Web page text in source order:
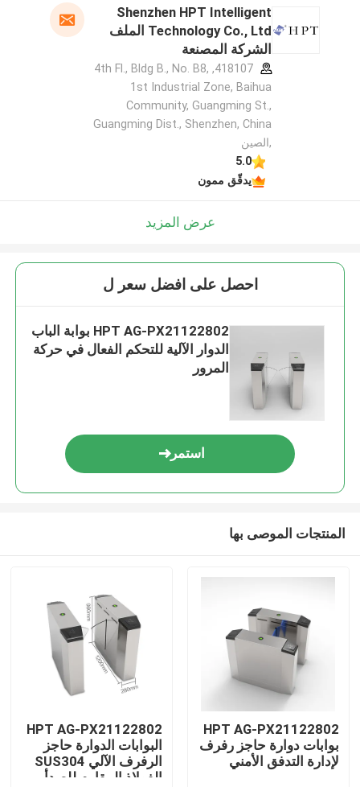
منزل
Shenzhen HPT Intelligent
Technology Co., Ltd الملف
الشركة المصنعة
418107, 4th Fl., Bldg B., No. B8,
1st Industrial Zone, Baihua
Community, Guangming St.,
Guangming Dist., Shenzhen, China
,الصين
5.0
يدقّق ممون
عرض المزيد
احصل على افضل سعر ل
HPT AG-PX21122802 بوابة الباب
الدوار الآلية للتحكم الفعال في حركة
المرور
استمر
المنتجات الموصى بها
HPT AG-PX21122802
بوابات دوارة حاجز رفرف
لإدارة التدفق الأمني
HPT AG-PX21122802
البوابات الدوارة حاجز
الرفرف الآلي SUS304
الفولاذ المقاوم للصدأ